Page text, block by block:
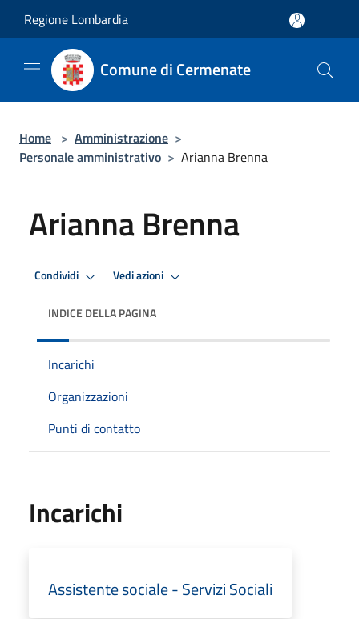
Regione Lombardia
Comune di Cermenate
Home > Amministrazione >
Personale amministrativo > Arianna Brenna
Arianna Brenna
Condividi Vedi azioni
INDICE DELLA PAGINA
Incarichi
Organizzazioni
Punti di contatto
Incarichi
Assistente sociale - Servizi Sociali